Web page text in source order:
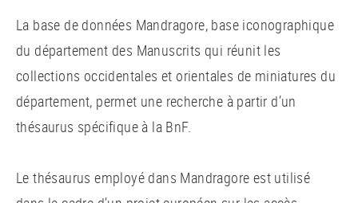
La base de données Mandragore, base iconographique
du département des Manuscrits qui réunit les
collections occidentales et orientales de miniatures du
département, permet une recherche à partir d’un
thésaurus spécifique à la BnF.
Le thésaurus employé dans Mandragore est utilisé